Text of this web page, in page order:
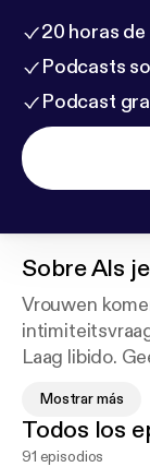
20 horas
Podcasts
Podcast
SobreAls
Vrouwen
Laag libido.
Ze willen
Mostrar más
Todos los
91 episodios